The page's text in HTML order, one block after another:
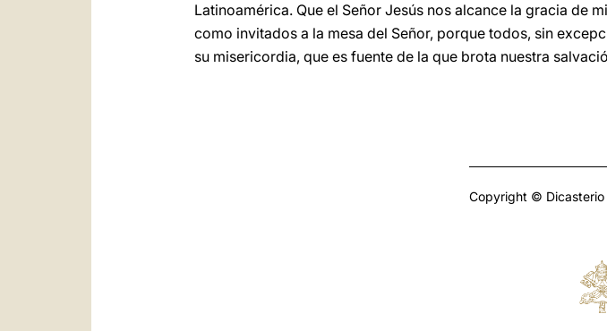
Latinoamérica. Que el Señor Jesús nos alcance la gracia de
como invitados a la mesa del Señor, porque todos, sin
su misericordia, que es fuente de la que brota nuestra
Copyright © Dicasterio